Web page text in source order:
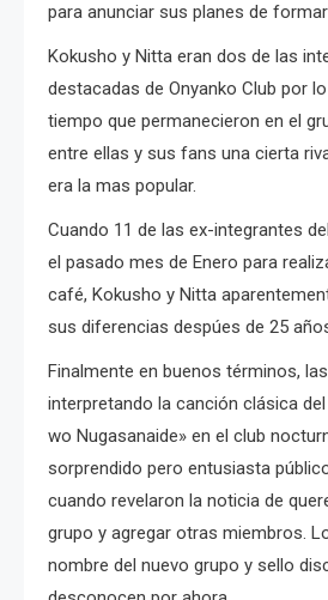
para anunciar sus planes de
Kokusho y Nitta eran dos de las
destacadas de Onyanko Club por
tiempo que permanecieron en el
entre ellas y sus fans una cierta
era la mas popular.
Cuando 11 de las ex-integrantes
el pasado mes de Enero para
café, Kokusho y Nitta
sus diferencias despúes de 25
Finalmente en buenos términos,
interpretando la canción clásica
wo Nugasanaide» en el club
sorprendido pero entusiasta
cuando revelaron la noticia de
grupo y agregar otras miembros.
nombre del nuevo grupo y sello